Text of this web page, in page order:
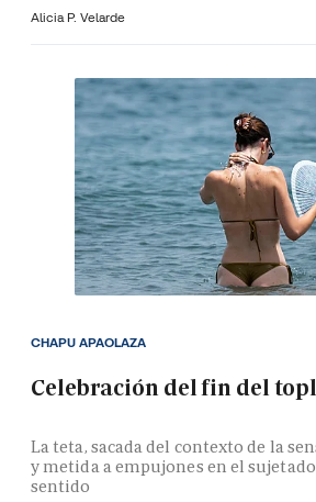
Alicia P. Velarde
Celebración del fin del
La teta, sacada del contexto de la
y metida a empujones en el
sentido
CHAPU APAOLAZA